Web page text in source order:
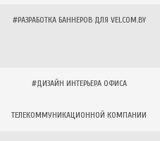
#РАЗРАБОТКА БАННЕРОВ ДЛЯ VELCOM.BY
#ДИЗАЙН ИНТЕРЬЕРА ОФИСА
ТЕЛЕКОММУНИКАЦИОННОЙ КОМПАНИИ